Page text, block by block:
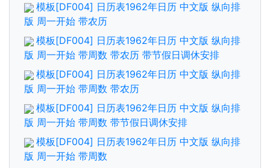
模板[DF004] 日历表1962年日历 中文版 纵向排
版 周一开始 带农历
模板[DF004] 日历表1962年日历 中文版 纵向排
版 周一开始 带周数 带农历 带节假日调休安排
模板[DF004] 日历表1962年日历 中文版 纵向排
版 周一开始 带周数 带农历
模板[DF004] 日历表1962年日历 中文版 纵向排
版 周一开始 带周数 带节假日调休安排
模板[DF004] 日历表1962年日历 中文版 纵向排
版 周一开始 带周数